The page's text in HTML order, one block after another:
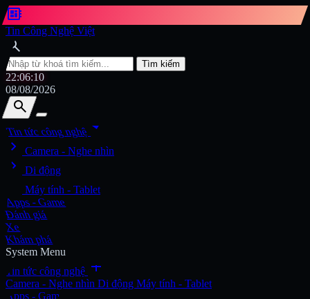
developer_board
Tin Công Nghệ Việt
search
Tìm kiếm
22:06:11
08/08/2026
search
search
Tin tức công nghệarrow_drop_down
chevron_right
Camera - Nghe nhìn
chevron_right Di động
Máy tính - Tablet
Apps - Game
Đánh giá
Xe
Khám phá
System Menu
Tin tức công nghệ add
Camera - Nghe nhìn Di động Máy tính - Tablet
Apps - Game